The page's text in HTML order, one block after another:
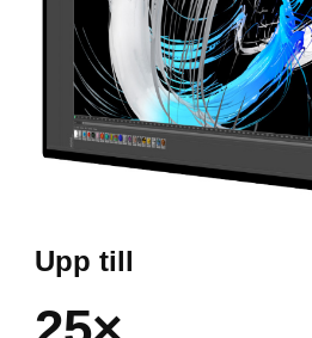
Upp till